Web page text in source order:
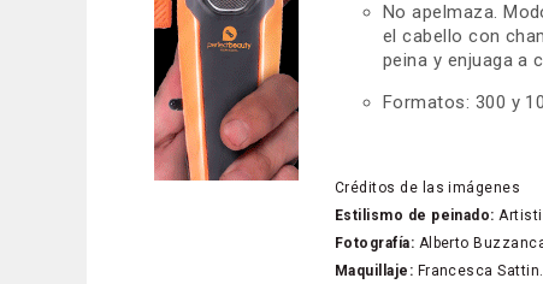
No apelmaza.
el cabello con
peina y enjuaga a
Formatos: 300 y
Créditos de las imágenes
Estilismo de peinado:
Fotografía: Alberto
Maquillaje: Francesca Sattin.